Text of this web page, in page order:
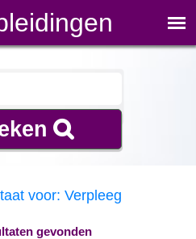
voor: Verpleeg
gevonden